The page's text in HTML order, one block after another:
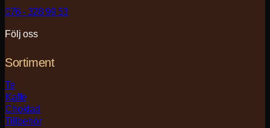
076 - 328 99 53
Följ oss
Sortiment
Te
Kaffe
Choklad
Tillbehör